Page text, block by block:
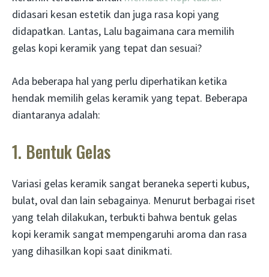
didasari kesan estetik dan juga rasa kopi yang
didapatkan. Lantas, Lalu bagaimana cara memilih
gelas kopi keramik yang tepat dan sesuai?
Ada beberapa hal yang perlu diperhatikan ketika
hendak memilih gelas keramik yang tepat. Beberapa
diantaranya adalah:
1. Bentuk Gelas
Variasi gelas keramik sangat beraneka seperti kubus,
bulat, oval dan lain sebagainya. Menurut berbagai riset
yang telah dilakukan, terbukti bahwa bentuk gelas
kopi keramik sangat mempengaruhi aroma dan rasa
yang dihasilkan kopi saat dinikmati.